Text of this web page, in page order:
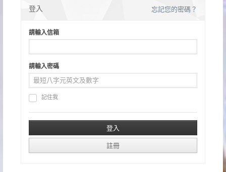
登入 忘記您的密碼？
請輸入信箱
請輸入密碼
記住我